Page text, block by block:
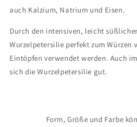
auch Kalzium, Natrium und Eisen.
Durch den intensiven, leicht
Wurzelpetersilie perfekt zum Würzen
Eintöpfen verwendet werden. Auch
sich die Wurzelpetersilie gut.
Form, Größe und Farbe